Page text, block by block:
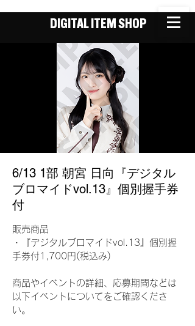
DIGITAL ITEM SHOP
6/13 1部 朝宮 日向『デジタル
ブロマイドvol.13』個別握手券
付
販売商品
・『デジタルブロマイドvol.13』個別握
手券付1,700円(税込み)
商品やイベントの詳細、応募期間などは
以下イベントについてをご確認くださ
い。